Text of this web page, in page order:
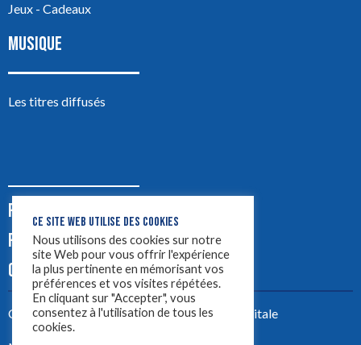
Jeux - Cadeaux
MUSIQUE
Les titres diffusés
PODCASTS
PUB
CONTACT
Créez votre site avecYellowtie – Agence Digitale
CE SITE WEB UTILISE DES COOKIES
Nous utilisons des cookies sur notre
site Web pour vous offrir l'expérience
la plus pertinente en mémorisant vos
préférences et vos visites répétées.
En cliquant sur "Accepter", vous
consentez à l'utilisation de tous les
cookies.